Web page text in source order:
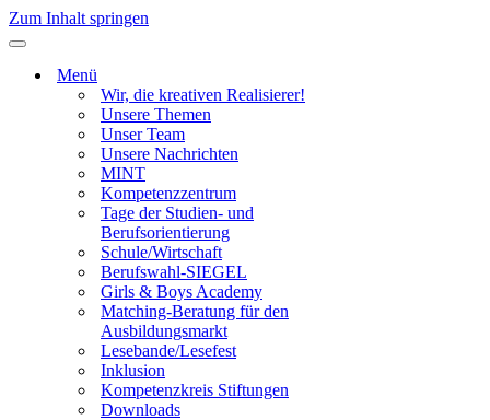
Zum Inhalt springen
Navigationsmenü
Menü
Wir, die kreativen Realisierer!
Unsere Themen
Unser Team
Unsere Nachrichten
MINT
Kompetenzzentrum
Tage der Studien- und
Berufsorientierung
Schule/Wirtschaft
Berufswahl-SIEGEL
Girls & Boys Academy
Matching-Beratung für den
Ausbildungsmarkt
Lesebande/Lesefest
Inklusion
Kompetenzkreis Stiftungen
Downloads